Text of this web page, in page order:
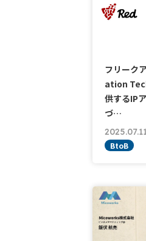
フリーク
ation
供するIP
づ…
BtoB